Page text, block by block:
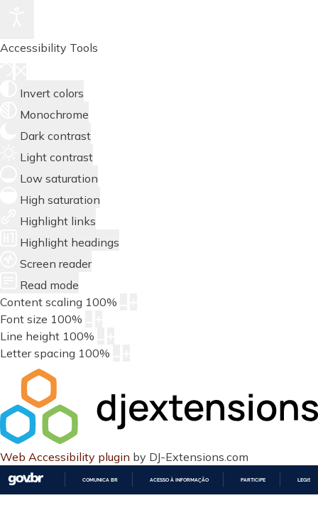
Accessibility Tools
Invert colors
Monochrome
Dark contrast
Light contrast
Low saturation
High saturation
Highlight links
Highlight headings
Screen reader
Read mode
Content scaling 100%
Font size 100%
Line height 100%
Letter spacing 100%
Web Accessibility plugin by DJ-Extensions.com
COMUNICA BR ACESSO À INFORMAÇÃO PARTICIPE